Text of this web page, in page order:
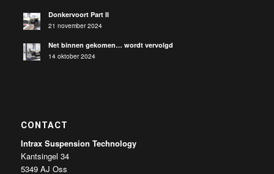
Donkervoort Part II
21 november 2024
Net binnen gekomen… wordt vervolgd
14 oktober 2024
CONTACT
Intrax Suspension Technology
Kantsingel 34
5349 AJ Oss